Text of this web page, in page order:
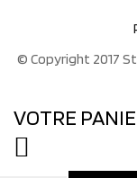
© Copyright 2017
VOTRE